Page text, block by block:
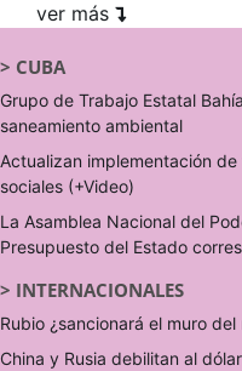
ver más
> CUBA
Grupo de Trabajo Estatal
saneamiento ambiental
Actualizan implementación
sociales (+Video)
La Asamblea Nacional del
Presupuesto del Estado
> INTERNACIONALES
Rubio ¿sancionará el muro
China y Rusia debilitan al dólar